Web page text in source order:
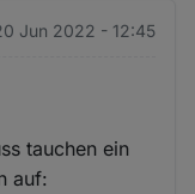
Jun 2022 - 12:45
tauchen ein
auf: